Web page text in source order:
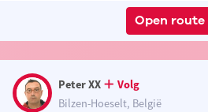
Open route
Peter XX
Volg
Bilzen-Hoeselt, België